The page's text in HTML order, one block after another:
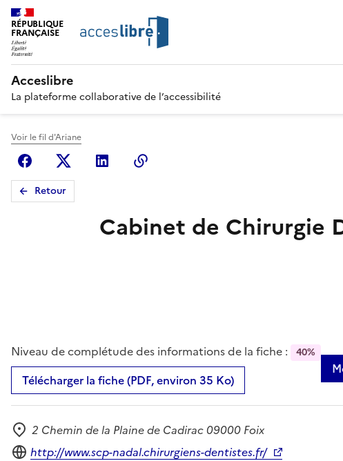
RÉPUBLIQUE
FRANÇAISE
Acceslibre
La plateforme collaborative de l’accessibilité
Voir le fil d'Ariane
FacebookX (anciennement Twitter)
Linkedin
Retour
Cabinet de Chirurgie
Niveau de complétude des informations de la fiche : 40%
Télécharger la fiche (PDF, environ 35 Ko)
Adresse
2 Chemin de la Plaine de Cadirac 09000 Foix
Site internet
http://www.scp-nadal.chirurgiens-dentistes.fr/